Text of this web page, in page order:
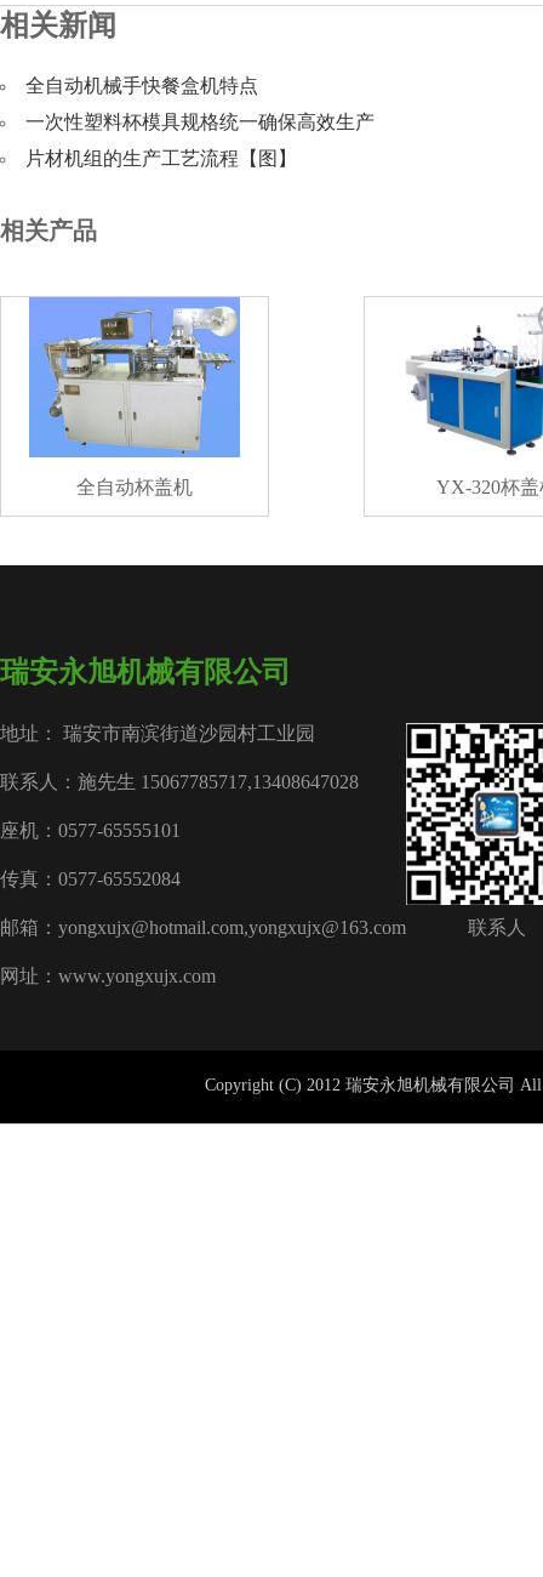
相关新闻
全自动机械手快餐盒机特点
一次性塑料杯模具规格统一确保高效生产
片材机组的生产工艺流程【图】
相关产品
全自动杯盖机 YX-320杯盖
瑞安永旭机械有限公司
地址： 瑞安市南滨街道沙园村工业园
联系人：施先生 15067785717,13408647028
座机：0577-65555101
传真：0577-65552084
邮箱：yongxujx@hotmail.com,yongxujx@163.com
网址：www.yongxujx.com
联系人
Copyright (C) 2012 瑞安永旭机械有限公司 All